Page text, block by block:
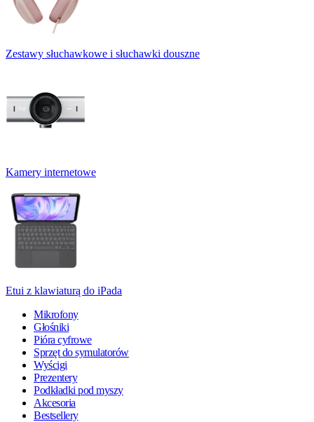
Zestawy słuchawkowe i słuchawki douszne
Kamery internetowe
Etui z klawiaturą do iPada
Mikrofony
Głośniki
Pióra cyfrowe
Sprzęt do symulatorów
Wyścigi
Prezentery
Podkładki pod myszy
Akcesoria
Bestsellery